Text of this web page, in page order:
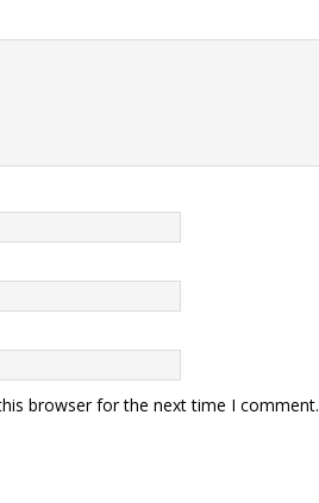
browser for the next time I comment.